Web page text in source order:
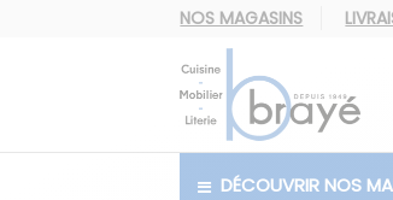
NOS MAGASINS
DÉCOUVRIR NOS